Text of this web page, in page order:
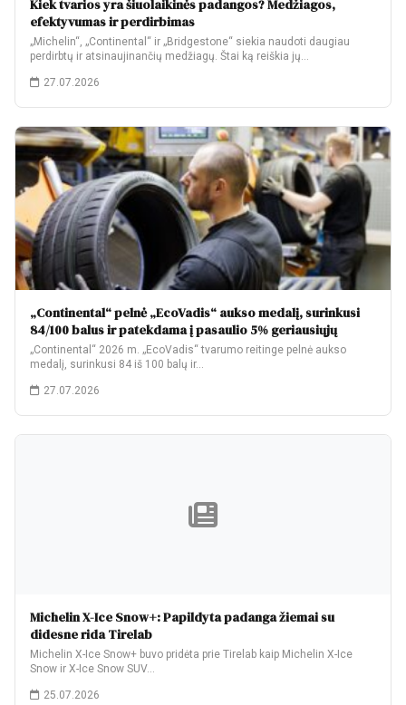
Kiek tvarios yra šiuolaikinės padangos? Medžiagos,
efektyvumas ir perdirbimas
„Michelin“, „Continental“ ir „Bridgestone“ siekia naudoti daugiau
perdirbtų ir atsinaujinančių medžiagų. Štai ką reiškia jų…
27.07.2026
„Continental“ pelnė „EcoVadis“ aukso medalį, surinkusi
84/100 balus ir patekdama į pasaulio 5% geriausiųjų
„Continental“ 2026 m. „EcoVadis“ tvarumo reitinge pelnė aukso
medalį, surinkusi 84 iš 100 balų ir…
27.07.2026
Michelin X-Ice Snow+: Papildyta padanga žiemai su
didesne rida Tirelab
Michelin X-Ice Snow+ buvo pridėta prie Tirelab kaip Michelin X-Ice
Snow ir X-Ice Snow SUV…
25.07.2026